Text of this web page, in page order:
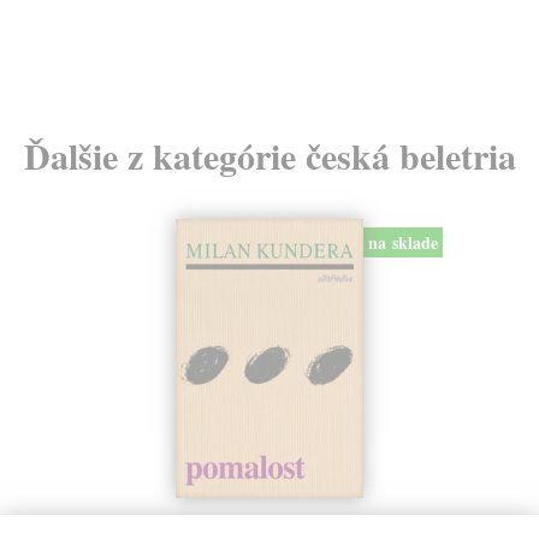
Ďalšie z kategórie česká beletria
na sklade
Pomalost